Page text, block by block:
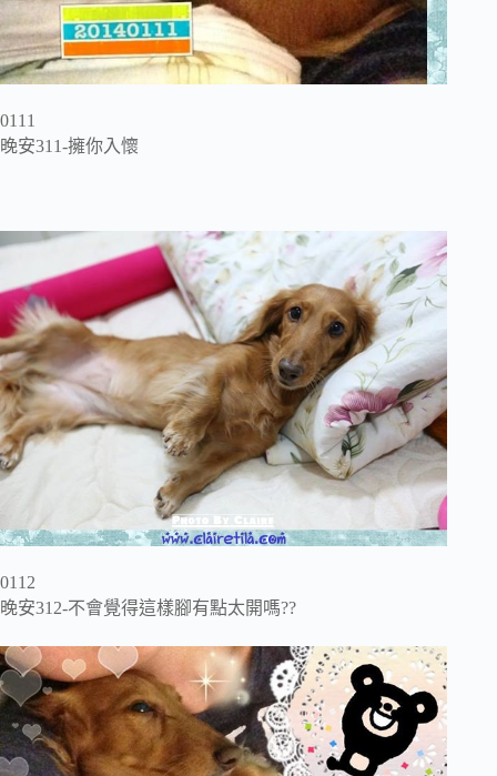
0111
晚安311-擁你入懷
0112
晚安312-不會覺得這樣腳有點太開嗎??